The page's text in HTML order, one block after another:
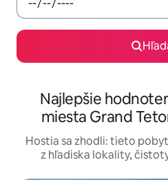
Najlepšie
miesta Grand
Hostia sa zhodli: tieto
z hľadiska lokality,